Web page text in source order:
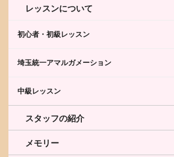
レッスンについて
初心者・初級レッスン
埼玉統一アマルガメーション
中級レッスン
スタッフの紹介
メモリー